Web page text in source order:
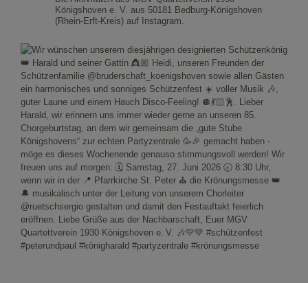
Königshoven e. V. aus 50181 Bedburg-Königshoven
(Rhein-Erft-Kreis) auf Instagram.